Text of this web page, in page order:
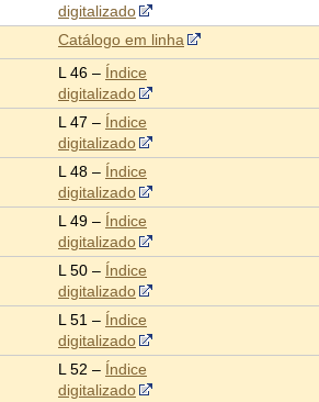
digitalizado
Catálogo em linha
L 46 – Índice
digitalizado
L 47 – Índice
digitalizado
L 48 – Índice
digitalizado
L 49 – Índice
digitalizado
L 50 – Índice
digitalizado
L 51 – Índice
digitalizado
L 52 – Índice
digitalizado